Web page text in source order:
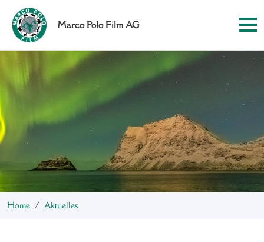
Marco Polo Film AG
Home Aktuelles